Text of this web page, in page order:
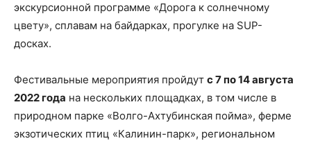
экскурсионной программе «Дорога к солнечному
цвету», сплавам на байдарках, прогулке на SUP-
досках.
Фестивальные мероприятия пройдут с 7 по 14 августа
2022 года на нескольких площадках, в том числе в
природном парке «Волго-Ахтубинская пойма», ферме
экзотических птиц «Калинин-парк», региональном